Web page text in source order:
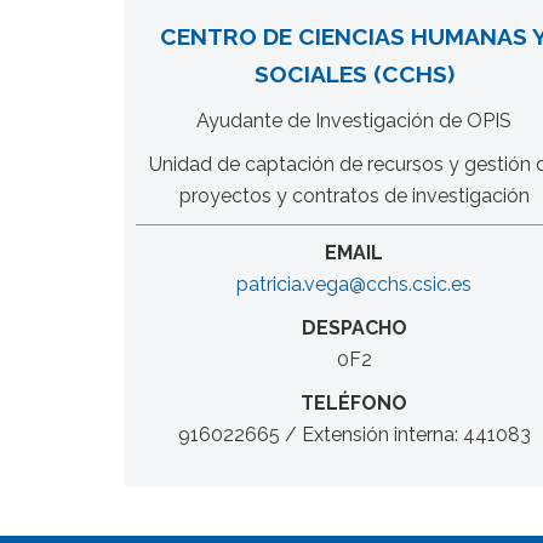
CENTRO DE CIENCIAS HUMANAS
SOCIALES (CCHS)
Ayudante de Investigación de OPIS
Unidad de captación de recursos y gestión
proyectos y contratos de investigación
EMAIL
patricia.vega@cchs.csic.es
DESPACHO
0F2
TELÉFONO
916022665 / Extensión interna: 441083